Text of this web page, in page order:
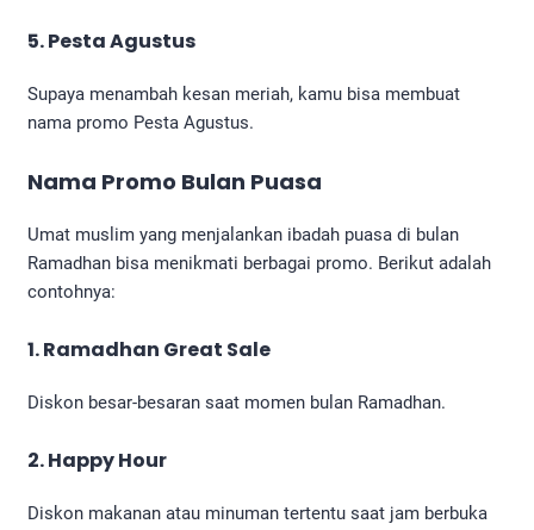
5. Pesta Agustus
Supaya menambah kesan meriah, kamu bisa membuat
nama promo Pesta Agustus.
Nama Promo Bulan Puasa
Umat muslim yang menjalankan ibadah puasa di bulan
Ramadhan bisa menikmati berbagai promo. Berikut adalah
contohnya:
1. Ramadhan Great Sale
Diskon besar-besaran saat momen bulan Ramadhan.
2. Happy Hour
Diskon makanan atau minuman tertentu saat jam berbuka